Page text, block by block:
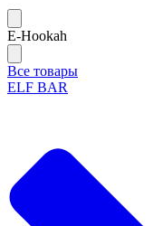
Е-Hookah
Все товары
ELF BAR